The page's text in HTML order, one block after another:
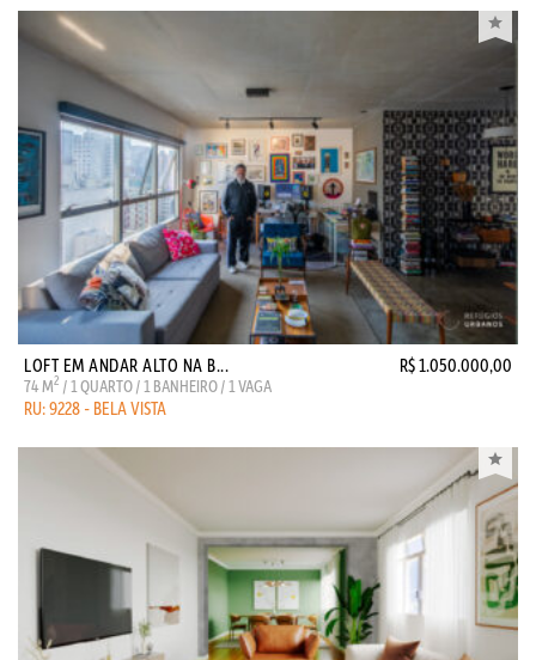
LOFT EM ANDAR ALTO NA B... R$ 1.050.000,00
74 M2 / 1 QUARTO / 1 BANHEIRO / 1 VAGA
RU: 9228 - BELA VISTA